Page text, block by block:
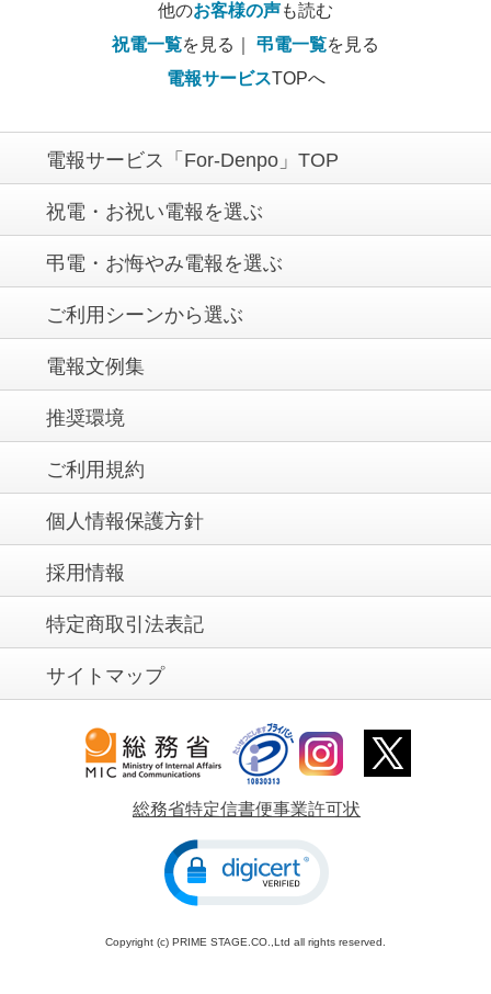
他のお客様の声も読む
祝電一覧を見る｜ 弔電一覧を見る
電報サービスTOPへ
電報サービス「For-Denpo」TOP
祝電・お祝い電報を選ぶ
弔電・お悔やみ電報を選ぶ
ご利用シーンから選ぶ
電報文例集
推奨環境
ご利用規約
個人情報保護方針
採用情報
特定商取引法表記
サイトマップ
総務省特定信書便事業許可状
Copyright (c) PRIME STAGE.CO.,Ltd all rights reserved.